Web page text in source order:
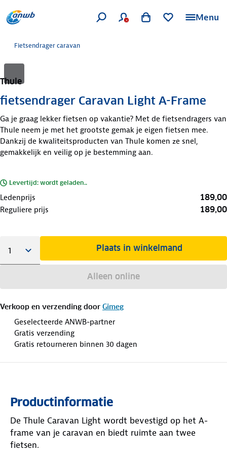
Menu
Fietsendrager caravan
Thule
fietsendrager Caravan Light A-Frame
Ga je graag lekker fietsen op vakantie? Met de fietsendragers van
Thule neem je met het grootste gemak je eigen fietsen mee.
Dankzij de kwaliteitsproducten van Thule komen ze snel,
gemakkelijk en veilig op je bestemming aan.
Levertijd: wordt geladen..
Ledenprijs 189,00
Reguliere prijs 189,00
Plaats in winkelmand
Alleen online
Verkoop en verzending door Gimeg
Geselecteerde ANWB-partner
Gratis verzending
Gratis retourneren binnen 30 dagen
Productinformatie
De Thule Caravan Light wordt bevestigd op het A-
frame van je caravan en biedt ruimte aan twee
fietsen.